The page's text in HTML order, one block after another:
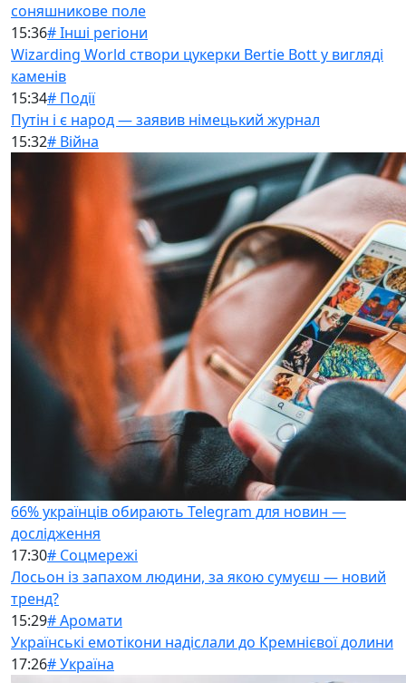
соняшникове поле
15:36# Інші регіони
Wizarding World створи цукерки Bertie Bott у вигляді
каменів
15:34# Події
Путін і є народ — заявив німецький журнал
15:32# Війна
66% українців обирають Telegram для новин —
дослідження
17:30# Соцмережі
Лосьон із запахом людини, за якою сумуєш — новий
тренд?
15:29# Аромати
Українські емотікони надіслали до Кремнієвої долини
17:26# Україна